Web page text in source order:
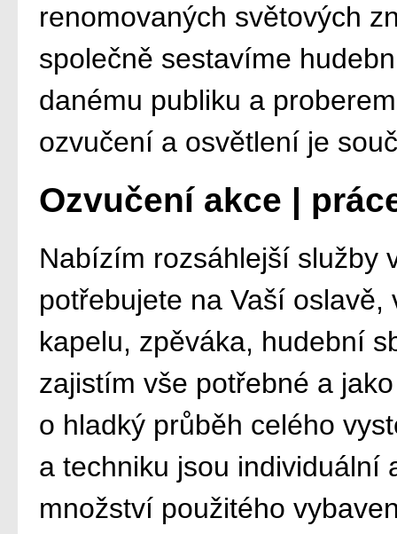
renomovaných světových
společně sestavíme
danému publiku a
ozvučení a osvětlení je
Ozvučení akce |
Nabízím rozsáhlejší služby
potřebujete na Vaší
kapelu, zpěváka, hudební
zajistím vše potřebné a
o hladký průběh celého
a techniku jsou individuální
množství použitého